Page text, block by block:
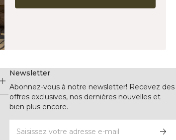
Newsletter
Abonnez-vous à notre newsletter! Recevez des
offres exclusives, nos dernières nouvelles et
bien plus encore.